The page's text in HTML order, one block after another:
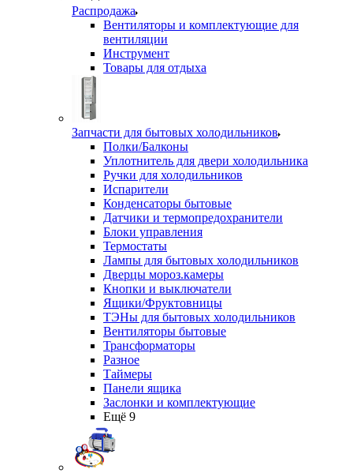
Распродажа
Вентиляторы и комплектующие для
вентиляции
Инструмент
Товары для отдыха
Запчасти для бытовых холодильников
Полки/Балконы
Уплотнитель для двери холодильника
Ручки для холодильников
Испарители
Конденсаторы бытовые
Датчики и термопредохранители
Блоки управления
Термостаты
Лампы для бытовых холодильников
Дверцы мороз.камеры
Кнопки и выключатели
Ящики/Фруктовницы
ТЭНы для бытовых холодильников
Вентиляторы бытовые
Трансформаторы
Разное
Таймеры
Панели ящика
Заслонки и комплектующие
Ещё 9